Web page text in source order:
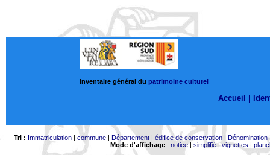
Inventaire général du patrimoine culturel
Accueil |
Tri : Immatriculation| commune| Département| édifice de conservation| Dénomination
Mode d'affichage: notice| simplifié|vignettes |